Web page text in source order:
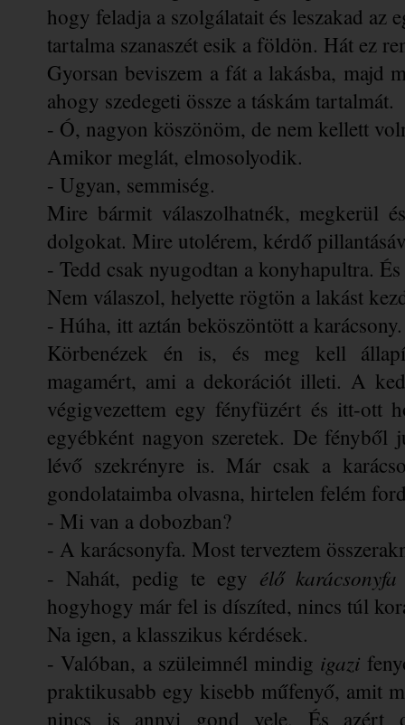
hogy feladja a szolgálatait és leszakad az
tartalma szanaszét esik a földön. Hát ez
Gyorsan beviszem a fát a lakásba, majd
ahogy szedegeti össze a táskám tartalmát.
- Ó, nagyon köszönöm, de nem kellett
Amikor meglát, elmosolyodik.
- Ugyan, semmiség.
Mire bármit válaszolhatnék, megkerül
dolgokat. Mire utolérem, kérdő
- Tedd csak nyugodtan a konyhapultra.
Nem válaszol, helyette rögtön a lakást
- Húha, itt aztán beköszöntött a
Körbenézek én is, és meg kell
magamért, ami a dekorációt illeti. A
végigvezettem egy fényfüzért és itt-ott
egyébként nagyon szeretek. De fényből
lévő szekrényre is. Már csak a
gondolataimba olvasna, hirtelen felém
- Mi van a dobozban?
- A karácsonyfa. Most terveztem
- Nahát, pedig te egy élő
hogyhogy már fel is díszíted, nincs túl
Na igen, a klasszikus kérdések.
- Valóban, a szüleimnél mindig igazi
praktikusabb egy kisebb műfenyő, amit
nincs is annyi gond vele. És azért